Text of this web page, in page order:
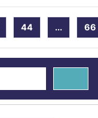
44 ... 66